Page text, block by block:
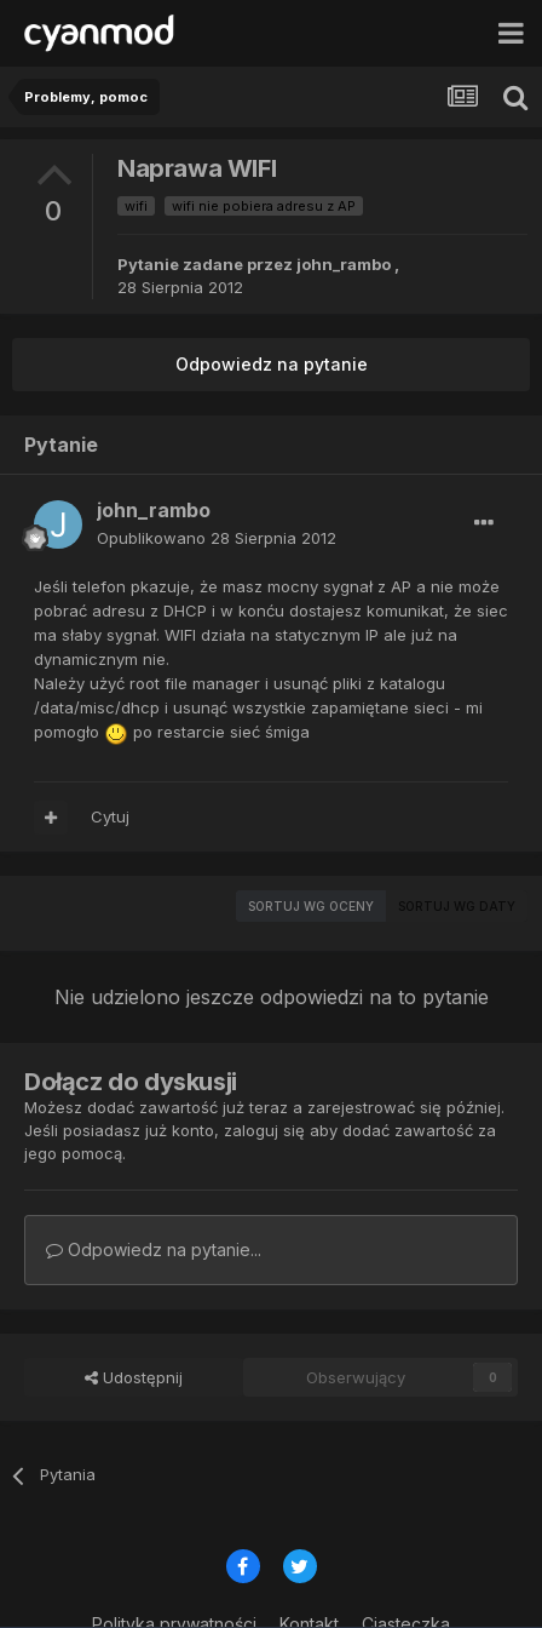
Problemy, pomoc
0
Naprawa WIFI
wifi wifi nie pobiera adresu z AP
Pytanie zadane przez john_rambo ,
28 Sierpnia 2012
Odpowiedz na pytanie
Pytanie
john_rambo
Opublikowano 28 Sierpnia 2012
Jeśli telefon pkazuje, że masz mocny sygnał z AP a nie może
pobrać adresu z DHCP i w konću dostajesz komunikat, że siec
ma słaby sygnał. WIFI działa na statycznym IP ale już na
dynamicznym nie.
Należy użyć root file manager i usunąć pliki z katalogu
/data/misc/dhcp i usunąć wszystkie zapamiętane sieci - mi
pomogło
po restarcie sieć śmiga
Cytuj
SORTUJ WG OCENY SORTUJ WG DATY
Nie udzielono jeszcze odpowiedzi na to pytanie
Dołącz do dyskusji
Możesz dodać zawartość już teraz a zarejestrować się później.
Jeśli posiadasz już konto, zaloguj się aby dodać zawartość za
jego pomocą.
Odpowiedz na pytanie...
Udostępnij Obserwujący 0
Pytania
Polityka prywatności Kontakt Ciasteczka